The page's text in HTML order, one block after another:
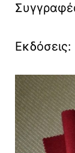
Εκδόσεις: